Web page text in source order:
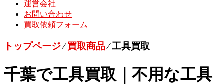
運営会社
お問い合わせ
買取依頼フォーム
トップページ⁄買取商品⁄工具買取
千葉で工具買取｜不用な工具